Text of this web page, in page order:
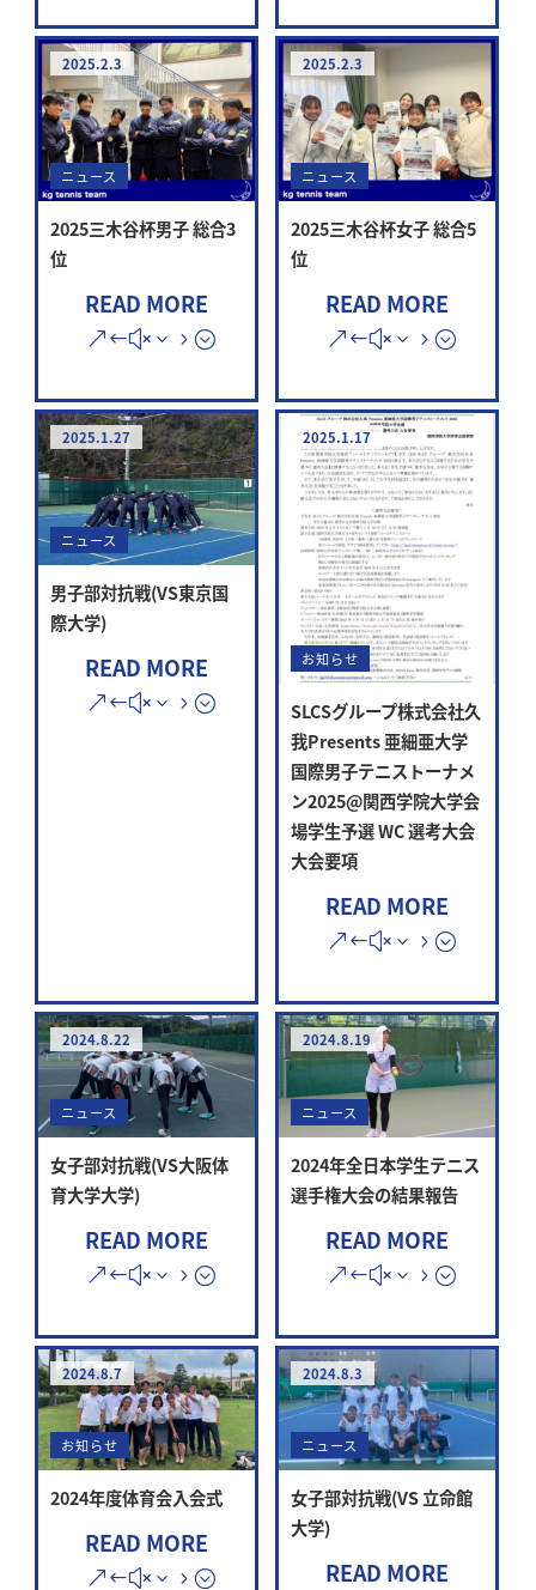
2025.2.3
ニュース
2025三木谷杯男子 総合3
位
READ MORE
2025.2.3
ニュース
2025三木谷杯女子 総合5
位
READ MORE
2025.1.27
ニュース
男子部対抗戦(VS東京国
際大学)
READ MORE
2025.1.17
お知らせ
SLCSグループ株式会社久
我Presents 亜細亜大学
国際男子テニストーナメ
ン2025@関西学院大学会
場学生予選 WC 選考大会
大会要項
READ MORE
2024.8.22
ニュース
女子部対抗戦(VS大阪体
育大学大学)
READ MORE
2024.8.19
ニュース
2024年全日本学生テニス
選手権大会の結果報告
READ MORE
2024.8.7
お知らせ
2024年度体育会入会式
READ MORE
2024.8.3
ニュース
女子部対抗戦(VS 立命館
大学)
READ MORE